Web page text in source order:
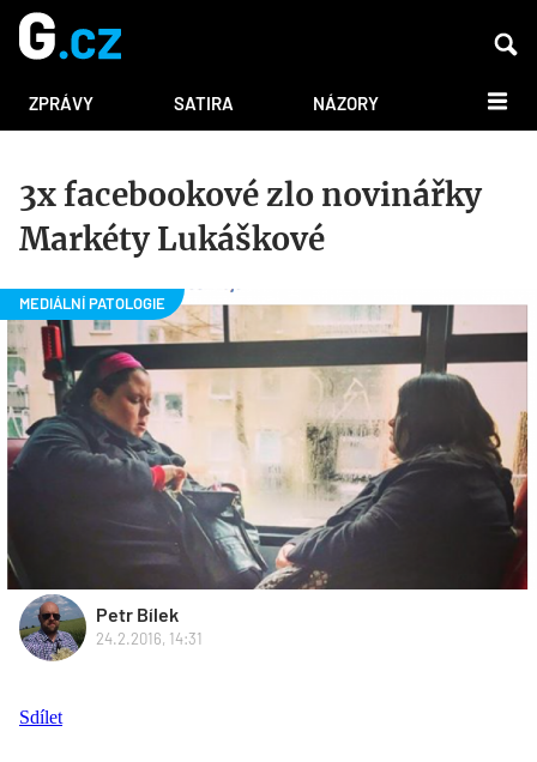
ZPRÁVY SATIRA NÁZORY DALŠÍ
3x facebookové zlo novinářky
Markéty Lukáškové
Petr Bílek
24.2.2016, 14:31
Sdílet